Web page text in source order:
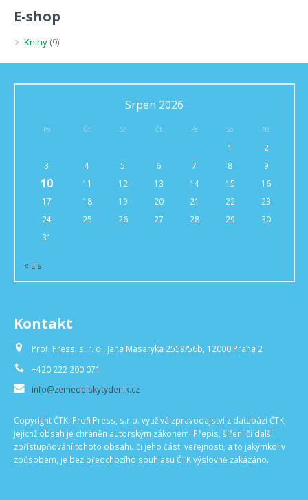
E-shop
Knihy (9)
Srpen 2026
Po Út St Čt Pá So Ne
1
2
3
4 5 6 7 8 9
10 11 12 13 14 15
16
17
18 19 20 21 22
23
24
25 26 27 28 29
30
31
« Lis
Kontakt
Profi Press, s. r. o., Jana Masaryka 2559/56b, 12000 Praha 2
+420 222 200 071
info@zemedelskytydenik.cz
Copyright ČTK. Profi Press, s.r.o. využívá zpravodajství z databází ČTK,
jejichž obsah je chráněn autorským zákonem. Přepis, šíření či další
zpřístupňování tohoto obsahu či jeho části veřejnosti, a to jakýmkoliv
způsobem, je bez předchozího souhlasu ČTK výslovně zakázáno.